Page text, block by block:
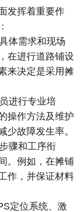
发挥着重要作
体需求和现场
在进行道路铺设
来决定是采用摊
进行专业培
操作方法及维护
少故障发生率。
骤和工序衔
。例如，在摊铺
作，并保证材料
定位系统、激